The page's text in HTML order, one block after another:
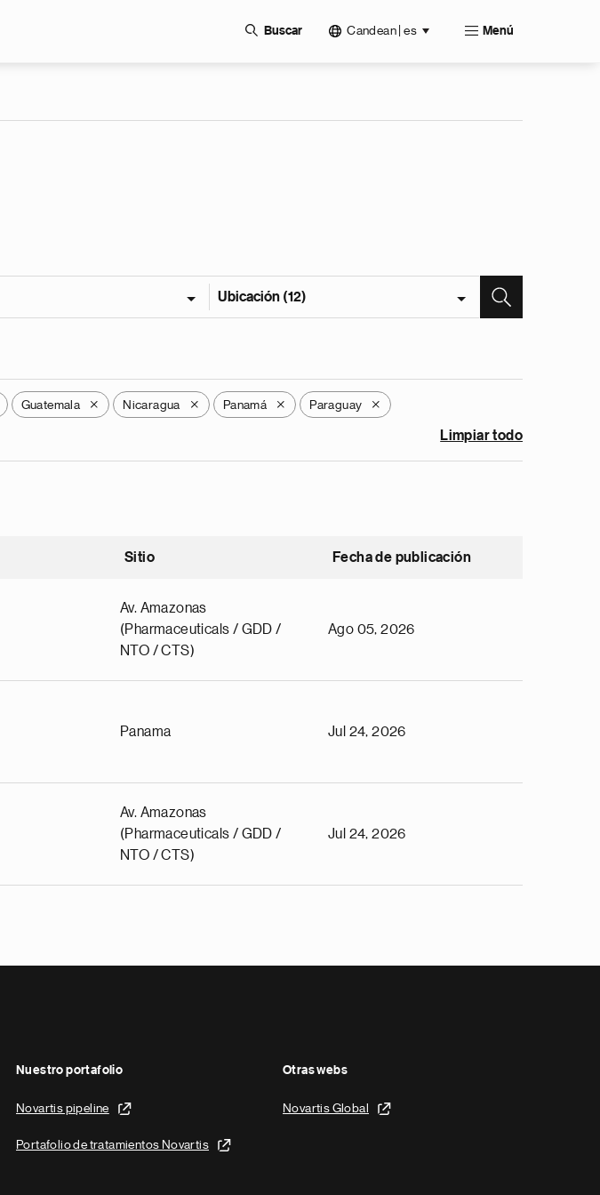
Buscar Candean | es Menú
Ubicación (12)
Guatemala X Nicaragua X Panamá X Paraguay X
Limpiar todo
Sitio Fecha de publicación
Av. Amazonas
(Pharmaceuticals / GDD /
NTO / CTS)
Ago 05, 2026
Panama Jul 24, 2026
Av. Amazonas
(Pharmaceuticals / GDD /
NTO / CTS)
Jul 24, 2026
Nuestro portafolio
Novartis pipeline
Portafolio de tratamientos Novartis
Otras webs
Novartis Global